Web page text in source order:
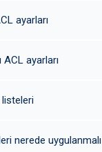
ayarları
ACL ayarları
nerede uygulanmalı